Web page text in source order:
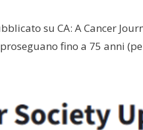
su CA: A Cancer
fino a 75 anni